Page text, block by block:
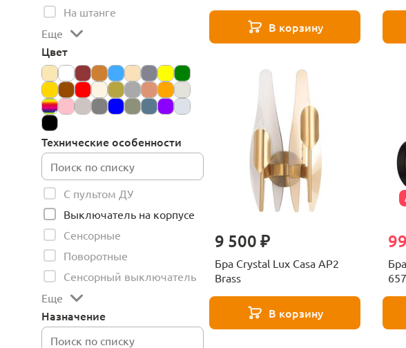
На штанге
Еще
Цвет
Технические особенности
С пультом ДУ
Выключатель на корпусе
Сенсорные
Поворотные
Сенсорный выключатель
Еще
Назначение
В корзину
9 500 ₽
Бра Crystal Lux Casa AP2
Brass
В корзину